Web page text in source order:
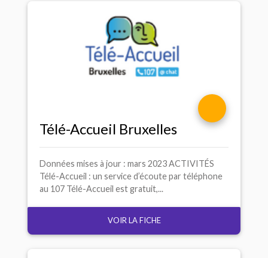
Télé-Accueil Bruxelles
Données mises à jour : mars 2023 ACTIVITÉS
Télé-Accueil : un service d’écoute par téléphone
au 107 Télé-Accueil est gratuit,...
VOIR LA FICHE